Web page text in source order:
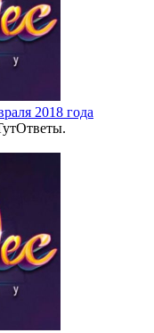
2018 года